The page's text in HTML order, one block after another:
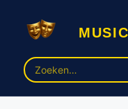
Zoek
naar: